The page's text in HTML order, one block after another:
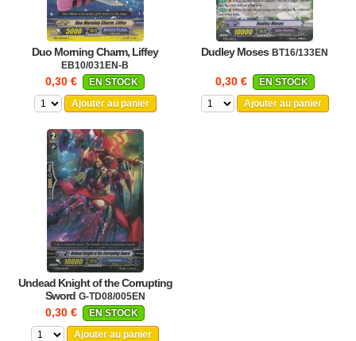
Duo Morning Charm, Liffey
EB10/031EN-B
0,30 €
EN STOCK
Ajouter au panier
Dudley Moses BT16/133EN
0,30 €
EN STOCK
Ajouter au panier
Undead Knight of the Corrupting
Sword G-TD08/005EN
0,30 €
EN STOCK
Ajouter au panier